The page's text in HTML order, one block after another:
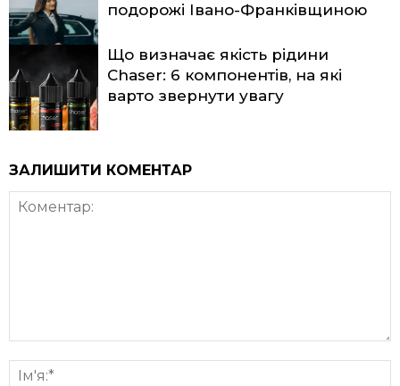
подорожі Івано-Франківщиною
Що визначає якість рідини
Chaser: 6 компонентів, на які
варто звернути увагу
ЗАЛИШИТИ КОМЕНТАР